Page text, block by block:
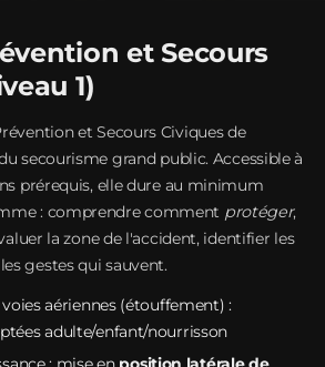
et Secours
1)
et Secours Civiques de
secourisme grand public. Accessible à
prérequis, elle dure au minimum
: comprendre comment protéger,
la zone de l'accident, identifier les
gestes qui sauvent.
aériennes (étouffement) :
adulte/enfant/nourrisson